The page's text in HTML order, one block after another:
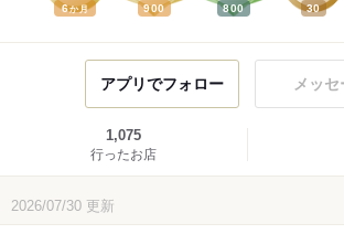
6か月 900 800 30
アプリでフォロー メッ
1,075
行ったお店
2026/07/30 更新